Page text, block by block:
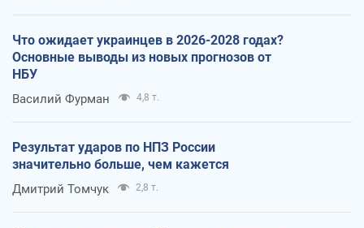
Что ожидает украинцев в 2026-2028 годах?
Основные выводы из новых прогнозов от
НБУ
Василий Фурман 4,8 т.
Результат ударов по НПЗ России
значительно больше, чем кажется
Дмитрий Томчук 2,8 т.